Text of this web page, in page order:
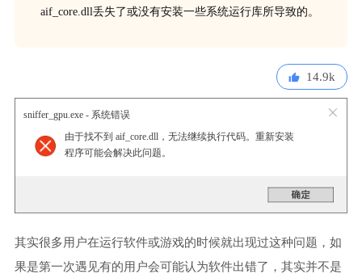
aif_core.dll丢失了或没有安装一些系统运行库所导致的。
14.9k
sniffer_gpu.exe - 系统错误
由于找不到 aif_core.dll，无法继续执行代码。重新安装
程序可能会解决此问题。
其实很多用户在运行软件或游戏的时候就出现过这种问题，如
果是第一次遇见有的用户会可能认为软件出错了，其实并不是